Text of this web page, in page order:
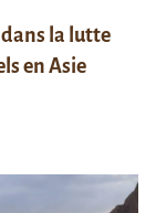
dans la lutte
en Asie